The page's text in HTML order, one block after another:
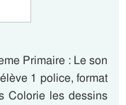
Primaire : Le son
1 police, format
Colorie les dessins